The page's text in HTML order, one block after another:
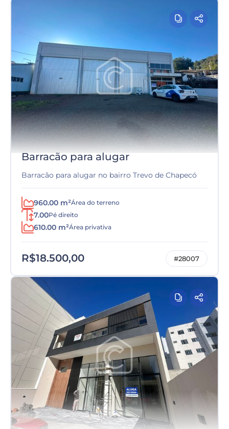
Barracão para alugar
Barracão para alugar no bairro Trevo de Chapecó
960.00 m²Área do terreno
7.00Pé direito
610.00 m²Área privativa
R$18.500,00 #28007